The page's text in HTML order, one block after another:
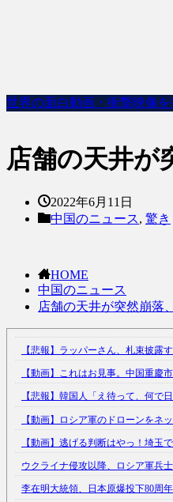
世界の面白動画・衝撃映像を
店舗の天井が
2022年6月11日
中国のニュース, 驚き
HOME
中国のニュース
店舗の天井が突然崩落
【悲報】ラッパーさん、札束披露
【動画】これはお見事。中国重慶
【悲報】韓国人「え待って、何で
【動画】ロシア軍のドローンをネ
【動画】逃げる判断はやっ！埼玉
ウクライナ侵攻以降、ロシア軍兵
李在明大統領、日本原爆投下80周